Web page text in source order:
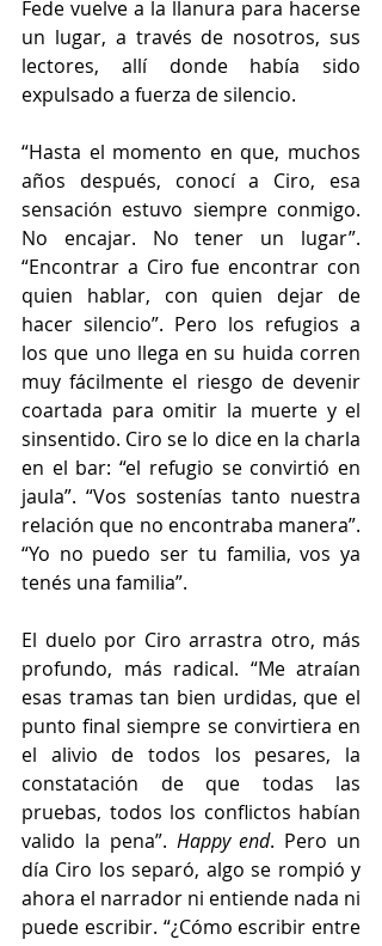
Fede vuelve a la llanura para hacerse
un lugar, a través de nosotros, sus
lectores, allí donde había sido
expulsado a fuerza de silencio.
“Hasta el momento en que, muchos
años después, conocí a Ciro, esa
sensación estuvo siempre conmigo.
No encajar. No tener un lugar”.
“Encontrar a Ciro fue encontrar con
quien hablar, con quien dejar de
hacer silencio”. Pero los refugios a
los que uno llega en su huida corren
muy fácilmente el riesgo de devenir
coartada para omitir la muerte y el
sinsentido. Ciro se lo dice en la charla
en el bar: “el refugio se convirtió en
jaula”. “Vos sostenías tanto nuestra
relación que no encontraba manera”.
“Yo no puedo ser tu familia, vos ya
tenés una familia”.
El duelo por Ciro arrastra otro, más
profundo, más radical. “Me atraían
esas tramas tan bien urdidas, que el
punto final siempre se convirtiera en
el alivio de todos los pesares, la
constatación de que todas las
pruebas, todos los conflictos habían
valido la pena”. Happy end. Pero un
día Ciro los separó, algo se rompió y
ahora el narrador ni entiende nada ni
puede escribir. “¿Cómo escribir entre